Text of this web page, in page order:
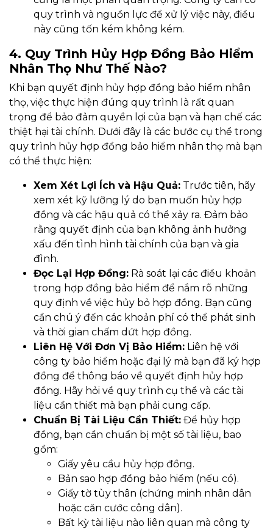
quy trình và nguồn lực để xử lý việc này, điều
này cũng tốn kém không kém.
4. Quy Trình Hủy Hợp Đồng Bảo Hiểm
Nhân Thọ Như Thế Nào?
Khi bạn quyết định hủy hợp đồng bảo hiểm nhân
thọ, việc thực hiện đúng quy trình là rất quan
trọng để bảo đảm quyền lợi của bạn và hạn chế các
thiệt hại tài chính. Dưới đây là các bước cụ thể trong
quy trình hủy hợp đồng bảo hiểm nhân thọ mà bạn
có thể thực hiện:
Xem Xét Lợi Ích và Hậu Quả: Trước tiên, hãy
xem xét kỹ lưỡng lý do bạn muốn hủy hợp
đồng và các hậu quả có thể xảy ra. Đảm bảo
rằng quyết định của bạn không ảnh hưởng
xấu đến tình hình tài chính của bạn và gia
đình.
Đọc Lại Hợp Đồng: Rà soát lại các điều khoản
trong hợp đồng bảo hiểm để nắm rõ những
quy định về việc hủy bỏ hợp đồng. Bạn cũng
cần chú ý đến các khoản phí có thể phát sinh
và thời gian chấm dứt hợp đồng.
Liên Hệ Với Đơn Vị Bảo Hiểm: Liên hệ với
công ty bảo hiểm hoặc đại lý mà bạn đã ký hợp
đồng để thông báo về quyết định hủy hợp
đồng. Hãy hỏi về quy trình cụ thể và các tài
liệu cần thiết mà bạn phải cung cấp.
Chuẩn Bị Tài Liệu Cần Thiết: Để hủy hợp
đồng, bạn cần chuẩn bị một số tài liệu, bao
gồm:
Giấy yêu cầu hủy hợp đồng.
Bản sao hợp đồng bảo hiểm (nếu có).
Giấy tờ tùy thân (chứng minh nhân dân
hoặc căn cước công dân).
Bất kỳ tài liệu nào liên quan mà công ty